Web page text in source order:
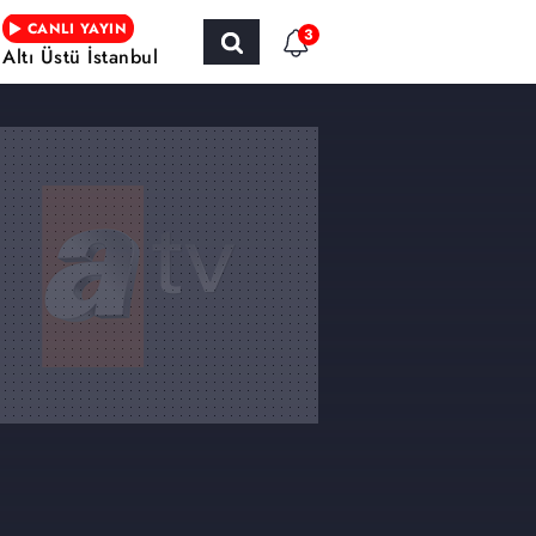
CANLI YAYIN
Altı Üstü İstanbul
3